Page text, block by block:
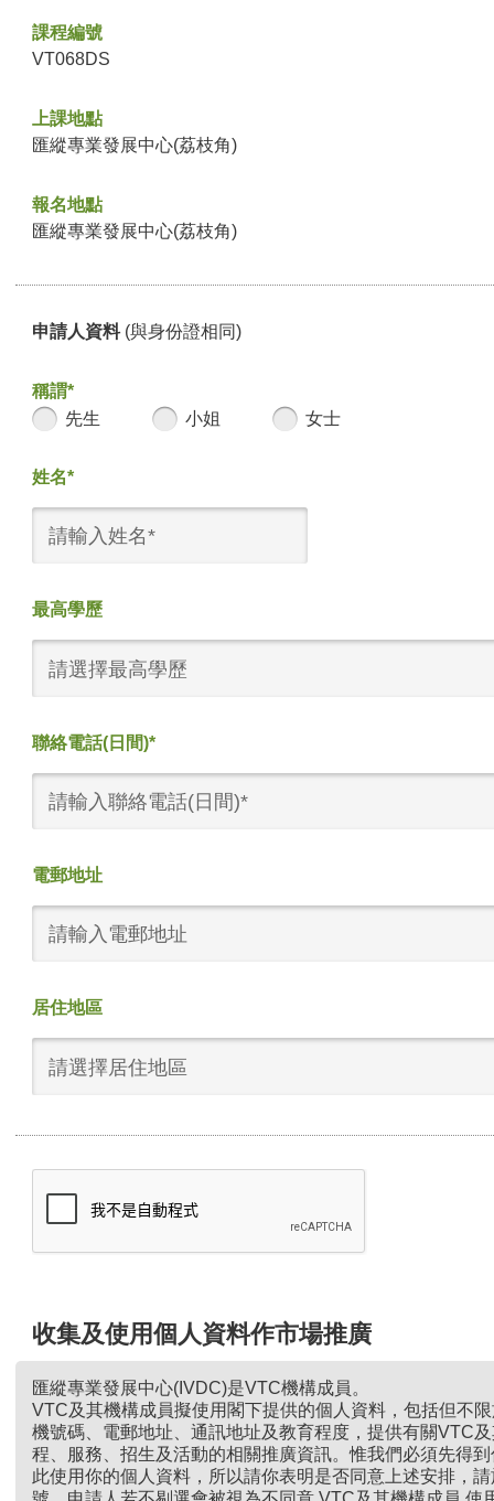
課程編號
VT068DS
上課地點
匯縱專業發展中心(荔枝角)
報名地點
匯縱專業發展中心(荔枝角)
申請人資料 (與身份證相同)
稱謂*
先生
小姐 女士
姓名*
最高學歷
請選擇最高學歷
聯絡電話(日間)*
電郵地址
居住地區
請選擇居住地區
收集及使用個人資料作市場推廣
匯縱專業發展中心(IVDC)是VTC機構成員。
VTC及其機構成員擬使用閣下提供的個人資料，包括但不
機號碼、電郵地址、通訊地址及教育程度，提供有關VTC
程、服務、招生及活動的相關推廣資訊。惟我們必須先得
此使用你的個人資料，所以請你表明是否同意上述安排，